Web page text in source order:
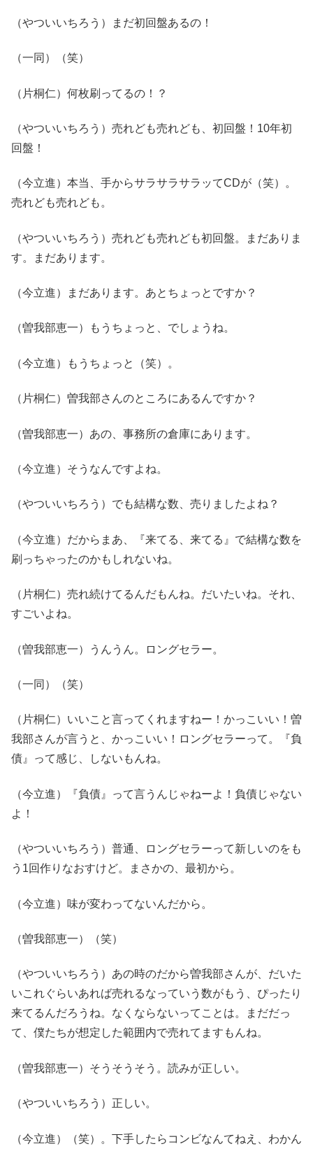
（やついいちろう）まだ初回盤あるの！
（一同）（笑）
（片桐仁）何枚刷ってるの！？
（やついいちろう）売れども売れども、初回盤！10年初
回盤！
（今立進）本当、手からサラサラサラッてCDが（笑）。
売れども売れども。
（やついいちろう）売れども売れども初回盤。まだありま
す。まだあります。
（今立進）まだあります。あとちょっとですか？
（曽我部恵一）もうちょっと、でしょうね。
（今立進）もうちょっと（笑）。
（片桐仁）曽我部さんのところにあるんですか？
（曽我部恵一）あの、事務所の倉庫にあります。
（今立進）そうなんですよね。
（やついいちろう）でも結構な数、売りましたよね？
（今立進）だからまあ、『来てる、来てる』で結構な数を
刷っちゃったのかもしれないね。
（片桐仁）売れ続けてるんだもんね。だいたいね。それ、
すごいよね。
（曽我部恵一）うんうん。ロングセラー。
（一同）（笑）
（片桐仁）いいこと言ってくれますねー！かっこいい！曽
我部さんが言うと、かっこいい！ロングセラーって。『負
債』って感じ、しないもんね。
（今立進）『負債』って言うんじゃねーよ！負債じゃない
よ！
（やついいちろう）普通、ロングセラーって新しいのをも
う1回作りなおすけど。まさかの、最初から。
（今立進）味が変わってないんだから。
（曽我部恵一）（笑）
（やついいちろう）あの時のだから曽我部さんが、だいた
いこれぐらいあれば売れるなっていう数がもう、ぴったり
来てるんだろうね。なくならないってことは。まだだっ
て、僕たちが想定した範囲内で売れてますもんね。
（曽我部恵一）そうそうそう。読みが正しい。
（やついいちろう）正しい。
（今立進）（笑）。下手したらコンビなんてねえ、わかん